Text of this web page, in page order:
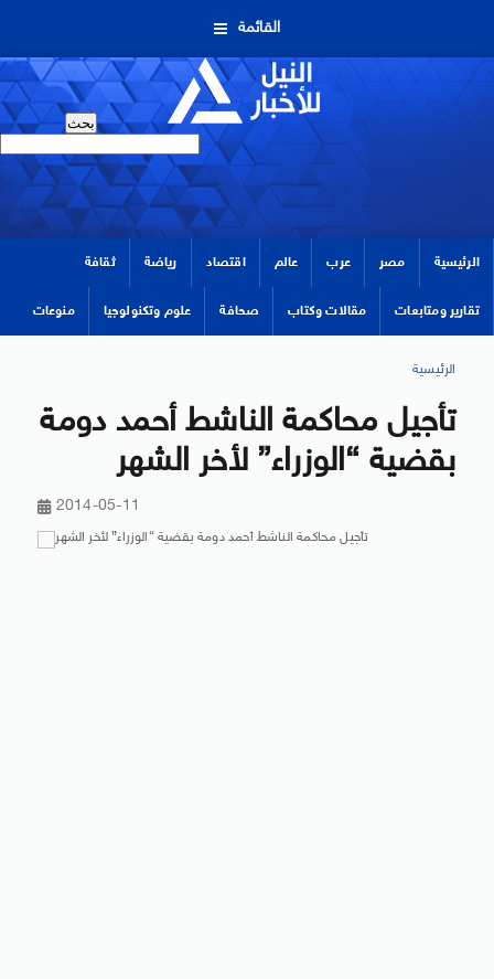
القائمة
الرئيسية مصر عرب عالم اقتصاد رياضة ثقافة
تقارير ومتابعات مقالات وكتاب صحافة علوم وتكنولوجيا منوعات
الرئيسية
تأجيل محاكمة الناشط أحمد دومة
بقضية “الوزراء” لأخر الشهر
2014-05-11